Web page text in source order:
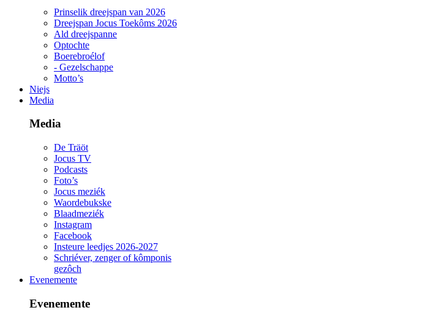
Prinselik dreejspan van 2026
Dreejspan Jocus Toekôms 2026
Ald dreejspanne
Optochte
Boerebroélof
- Gezelschappe
Motto’s
Niejs
Media
Media
De Träöt
Jocus TV
Podcasts
Foto’s
Jocus meziék
Waordebukske
Blaadmeziék
Instagram
Facebook
Insteure leedjes 2026-2027
Schriéver, zenger of kômponis
gezôch
Evenemente
Evenemente